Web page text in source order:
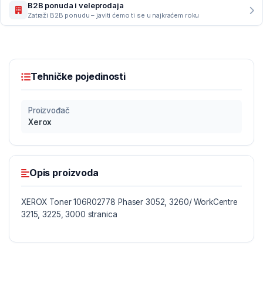
B2B ponuda i veleprodaja
Zatraži B2B ponudu – javiti ćemo ti se u najkraćem roku
Tehničke pojedinosti
Proizvođač
Xerox
Opis proizvoda
XEROX Toner 106R02778 Phaser 3052, 3260/ WorkCentre
3215, 3225, 3000 stranica